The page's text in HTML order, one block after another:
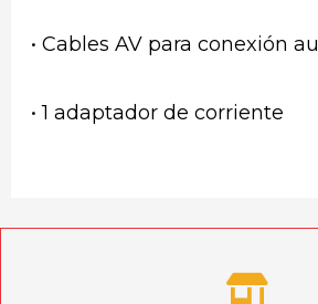
• Cables AV para conexión
• 1 adaptador de corriente